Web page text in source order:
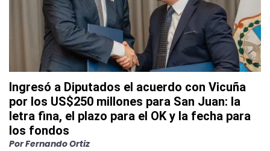
Ingresó a Diputados el acuerdo con Vicuña
por los US$250 millones para San Juan: la
letra fina, el plazo para el OK y la fecha para
los fondos
PorFernando Ortiz